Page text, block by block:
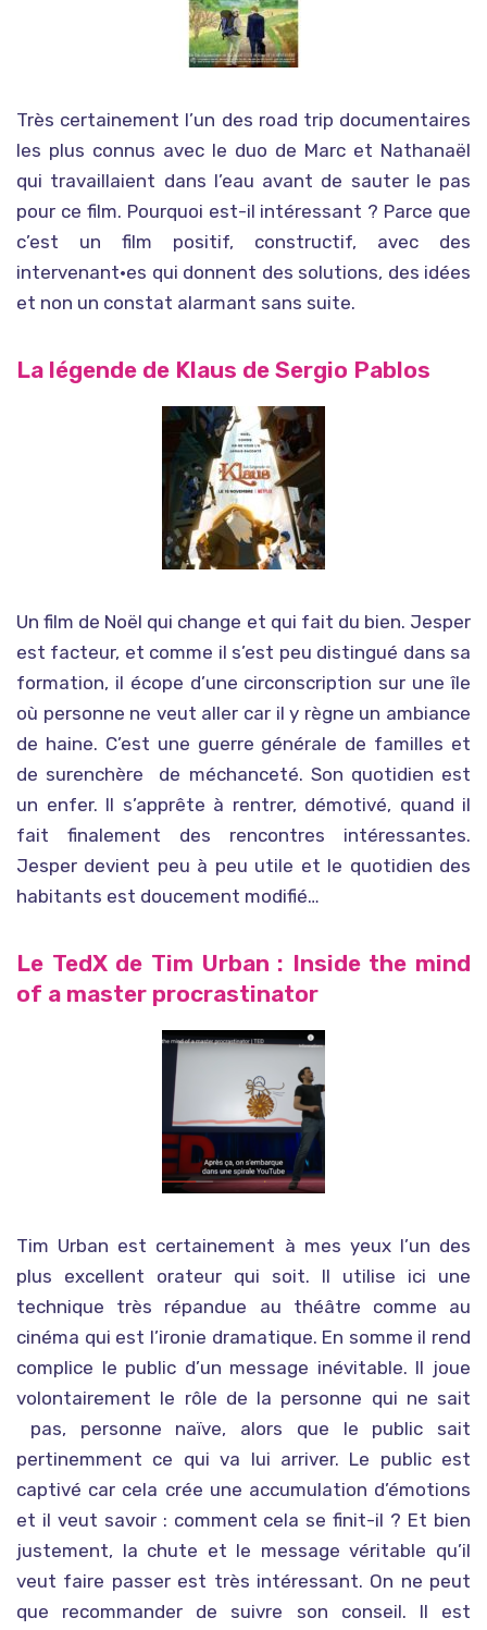
Très certainement l’un des road trip documentaires
les plus connus avec le duo de Marc et Nathanaël
qui travaillaient dans l’eau avant de sauter le pas
pour ce film. Pourquoi est-il intéressant ? Parce que
c’est un film positif, constructif, avec des
intervenant•es qui donnent des solutions, des idées
et non un constat alarmant sans suite.
La légende de Klaus de Sergio Pablos
Un film de Noël qui change et qui fait du bien. Jesper
est facteur, et comme il s’est peu distingué dans sa
formation, il écope d’une circonscription sur une île
où personne ne veut aller car il y règne un ambiance
de haine. C’est une guerre générale de familles et
de surenchère de méchanceté. Son quotidien est
un enfer. Il s’apprête à rentrer, démotivé, quand il
fait finalement des rencontres intéressantes.
Jesper devient peu à peu utile et le quotidien des
habitants est doucement modifié…
Le TedX de Tim Urban : Inside the mind
of a master procrastinator
Tim Urban est certainement à mes yeux l’un des
plus excellent orateur qui soit. Il utilise ici une
technique très répandue au théâtre comme au
cinéma qui est l’ironie dramatique. En somme il rend
complice le public d’un message inévitable. Il joue
volontairement le rôle de la personne qui ne sait
pas, personne naïve, alors que le public sait
pertinemment ce qui va lui arriver. Le public est
captivé car cela crée une accumulation d’émotions
et il veut savoir : comment cela se finit-il ? Et bien
justement, la chute et le message véritable qu’il
veut faire passer est très intéressant. On ne peut
que recommander de suivre son conseil. Il est